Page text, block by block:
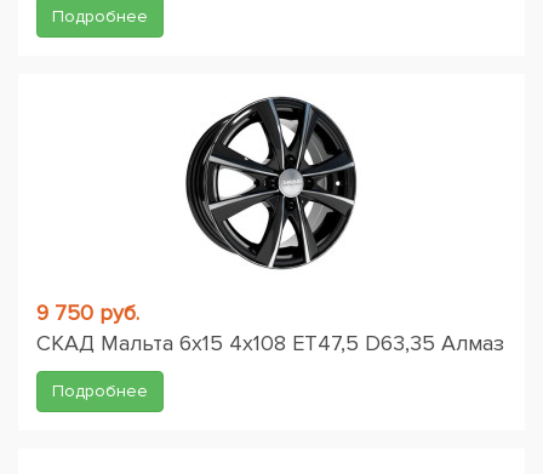
Подробнее
9 750 руб.
СКАД Мальта 6x15 4x108 ET47,5 D63,35 Алмаз
Подробнее